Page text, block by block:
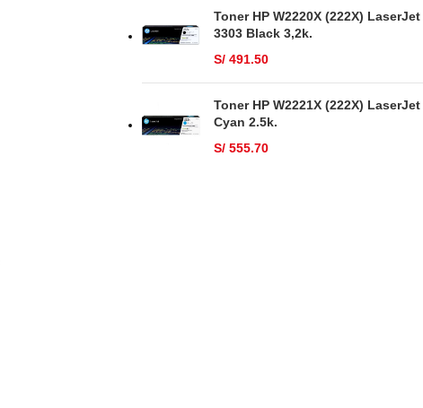
Toner HP W2220X (222X) LaserJet
3303 Black 3,2k.
S/491.50
Toner HP W2221X (222X) LaserJet
Cyan 2.5k.
S/555.70